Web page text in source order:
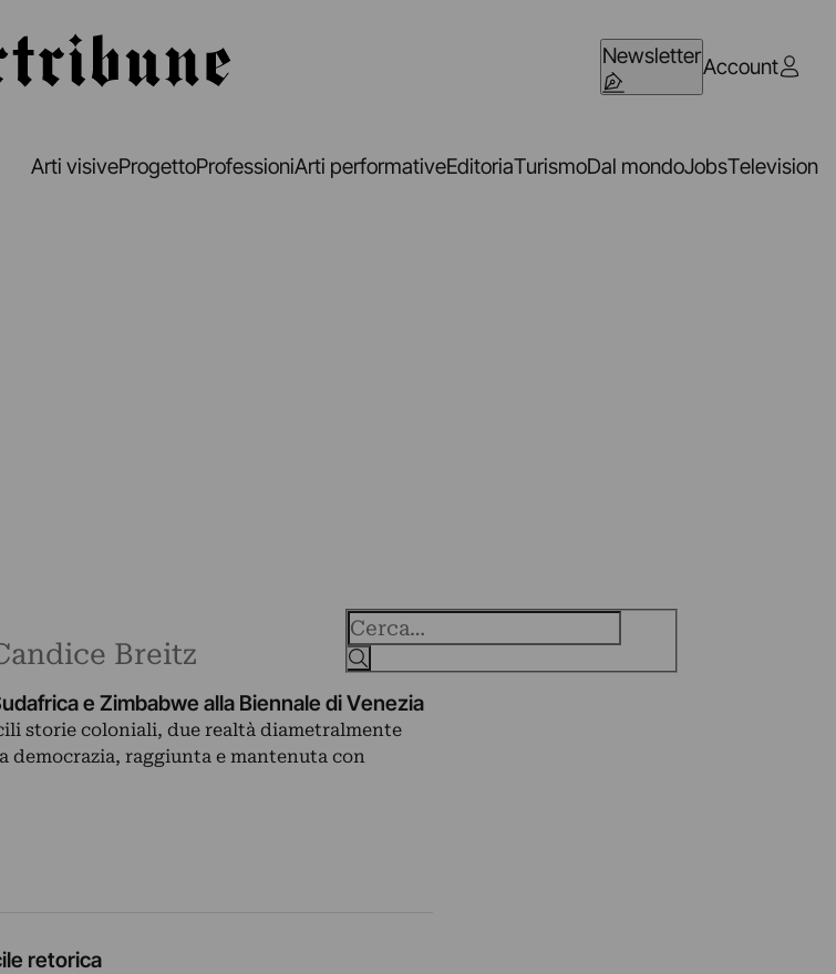
NewsletterAccount
Arti visiveProgettoProfessioniArti performativeEditoriaTurismoDal mondoJobsTelevision
Breitz
e Zimbabwe alla Biennale di Venezia
storie coloniali, due realtà diametralmente
democrazia, raggiunta e mantenuta con
retorica